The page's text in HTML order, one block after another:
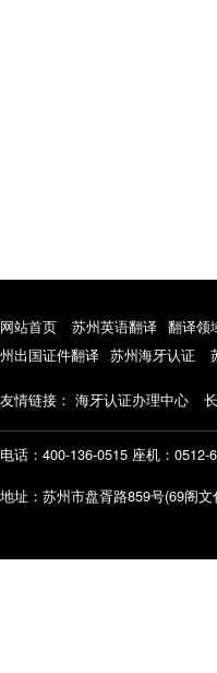
网站首页 苏州英语翻译 翻译领
州出国证件翻译 苏州海牙认证
友情链接： 海牙认证办理中心
电话：400-136-0515 座机：0512-
地址：苏州市盘胥路859号(69